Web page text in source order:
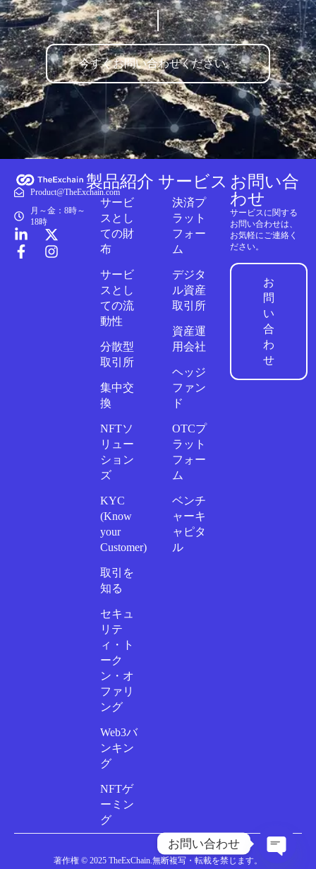
今すぐお問い合わせください。
Product@TheExchain.com
月～金：8時～
18時
製品紹介
サービ
スとし
ての財
布
サービ
スとし
ての流
動性
分散型
取引所
集中交
換
NFTソ
リュー
ション
ズ
KYC
(Know
your
Customer)
取引を
知る
セキュ
リテ
ィ・ト
ーク
ン・オ
ファリ
ング
Web3バ
ンキン
グ
NFTゲ
ーミン
グ
サービス
決済プ
ラット
フォー
ム
デジタ
ル資産
取引所
資産運
用会社
ヘッジ
ファン
ド
OTCプ
ラット
フォー
ム
ベンチ
ャーキ
ャピタ
ル
お問い合
わせ
サービスに関する
お問い合わせは、
お気軽にご連絡く
ださい。
お
問
い
合
わ
せ
著作権 © 2025 TheExChain.無断複写・転載を禁じます。
お問い合わせ